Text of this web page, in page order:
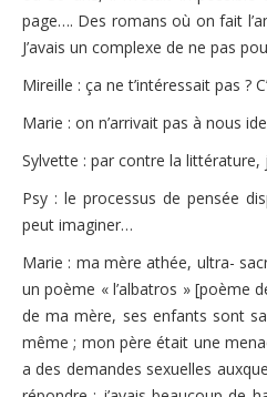
page…. Des romans où on fait
J’avais un complexe de ne pas
Mireille : ça ne t’intéressait pas ?
Marie : on n’arrivait pas à nous
Sylvette : par contre la littérature,
Psy : le processus de pensée
peut imaginer…
Marie : ma mère athée, ultra-
un poème « l’albatros » [poème
de ma mère, ses enfants sont
même ; mon père était une
a des demandes sexuelles